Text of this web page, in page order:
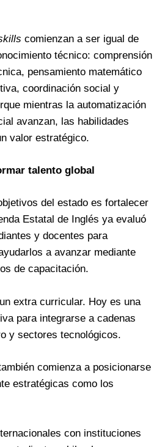
comienzan a ser igual de
técnico: comprensión
pensamiento matemático
coordinación social y
mientras la automatización
avanzan, las habilidades
valor estratégico.
talento global
del estado es fortalecer
Estatal de Inglés ya evaluó
y docentes para
a avanzar mediante
de capacitación.
extra curricular. Hoy es una
para integrarse a cadenas
y sectores tecnológicos.
comienza a posicionarse
estratégicas como los
con instituciones